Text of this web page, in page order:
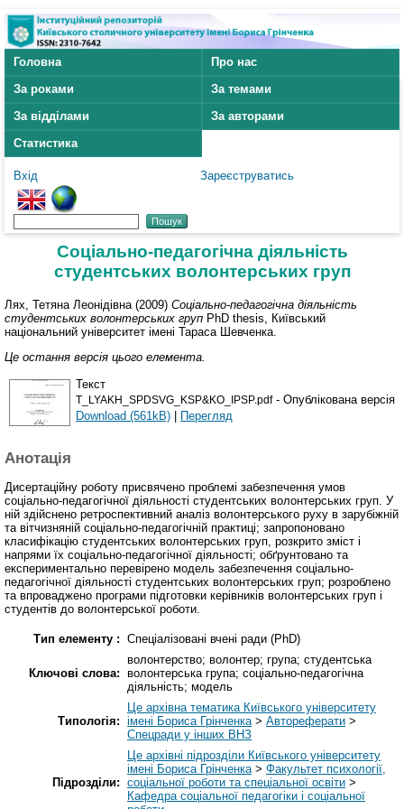
Головна
Про нас
За роками
За темами
За відділами
За авторами
Статистика
Вхід Зареєструватись
Соціально-педагогічна діяльність
студентських волонтерських груп
Лях, Тетяна Леонідівна (2009) Соціально-педагогічна діяльність
студентських волонтерських груп PhD thesis, Київський
національний університет імені Тараса Шевченка.
Це остання версія цього елемента.
Текст
T_LYAKH_SPDSVG_KSP&KO_IPSP.pdf- Опублікована версія
Download (561kB)
Перегляд
Анотація
Дисертаційну роботу присвячено проблемі забезпечення умов
соціально-педагогічної діяльності студентських волонтерських груп. У
ній здійснено ретроспективний аналіз волонтерського руху в зарубіжній
та вітчизняній соціально-педагогічній практиці; запропоновано
класифікацію студентських волонтерських груп, розкрито зміст і
напрями їх соціально-педагогічної діяльності; обґрунтовано та
експериментально перевірено модель забезпечення соціально-
педагогічної діяльності студентських волонтерських груп; розроблено
та впроваджено програми підготовки керівників волонтерських груп і
студентів до волонтерської роботи.
Тип елементу : Спеціалізовані вчені ради (PhD)
Ключові слова:
волонтерство; волонтер; група; студентська
волонтерська група; соціально-педагогічна
діяльність; модель
Типологія:
Це архівна тематика Київського університету
імені Бориса Грінченка > Автореферати >
Спецради у інших ВНЗ
Підрозділи:
Це архівні підрозділи Київського університету
імені Бориса Грінченка > Факультет психології,
соціальної роботи та спеціальної освіти >
Кафедра соціальної педагогіки і соціальної